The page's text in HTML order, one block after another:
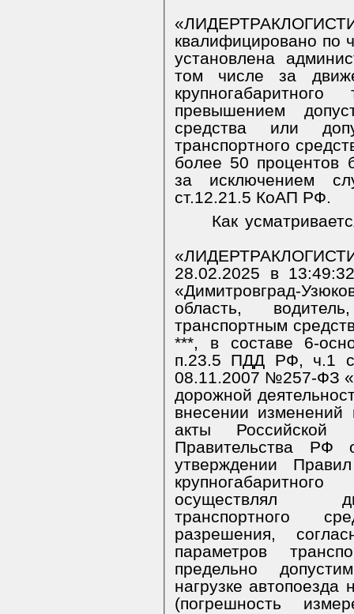
квалифицировано по
установлена
том числе за
превышением
средства или
транспортного
более 50 процентов
за исключением
ст.12.21.5 КоАП РФ.
Как
28.02.2025 в
«Димитровград-
область,
транспортным
***, в составе 6-
п.23.5 ПДД РФ, ч.1
08.11.2007 №257-ФЗ
дорожной
внесении изменений
акты Российской
Правительства
утверждении
осуществлял
транспортного
разрешения,
параметров
предельно
нагрузке
(погрешность